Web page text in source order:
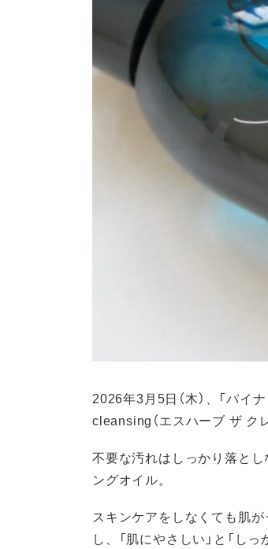
2026年3月5日（木）、「パイ
cleansing（エスハーブ ザ ク
不要な汚れはしっかり落と
ングオイル。
スキンケアをしなくても肌
し、「肌にやさしい」と「し